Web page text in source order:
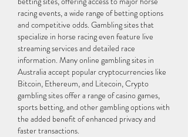
racing events, a wide range of betting options
and competitive odds. Gambling sites that
specialize in horse racing even feature live
streaming services and detailed race
information. Many online gambling sites in
Australia accept popular cryptocurrencies like
Bitcoin, Ethereum, and Litecoin, Crypto
gambling sites offer a range of casino games,
sports betting, and other gambling options with
the added benefit of enhanced privacy and
faster transactions.